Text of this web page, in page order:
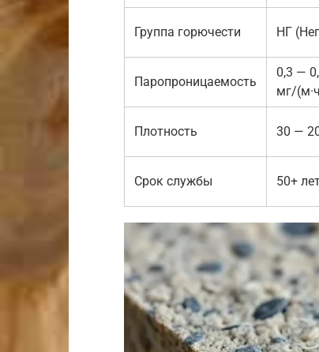
Группа горючести НГ
Паропроницаемость
0,3 —
мг/
Плотность 30 —
Срок службы 50+